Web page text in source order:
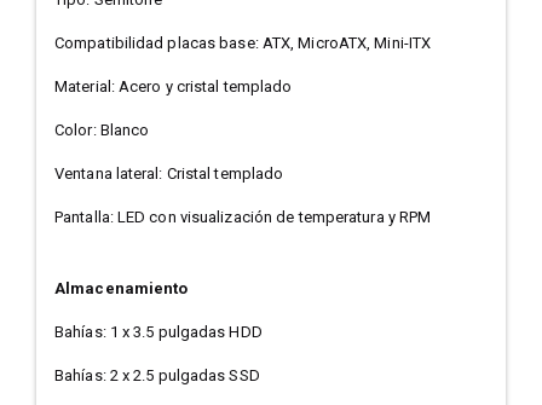
Compatibilidad placas base: ATX, MicroATX, Mini-ITX
Material: Acero y cristal templado
Color: Blanco
Ventana lateral: Cristal templado
Pantalla: LED con visualización de temperatura y RPM
Almacenamiento
Bahías: 1 x 3.5 pulgadas HDD
Bahías: 2 x 2.5 pulgadas SSD